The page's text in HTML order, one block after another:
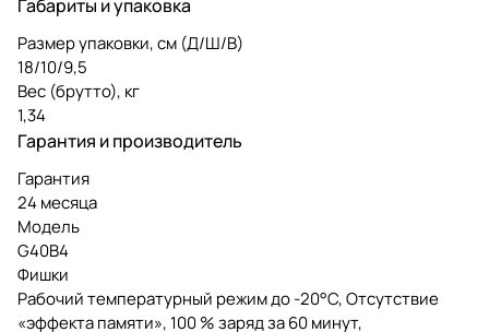
Габариты и упаковка
Размер упаковки, см (Д/Ш/В)
18/10/9,5
Вес (брутто), кг
1,34
Гарантия и производитель
Гарантия
24 месяца
Модель
G40B4
Фишки
Рабочий температурный режим до -20°С, Отсутствие
«эффекта памяти», 100 % заряд за 60 минут,